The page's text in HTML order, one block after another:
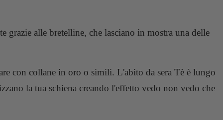
grazie alle bretelline, che lasciano in mostra una delle
con collane in oro o simili. L'abito da sera Tè è lungo
la tua schiena creando l'effetto vedo non vedo che